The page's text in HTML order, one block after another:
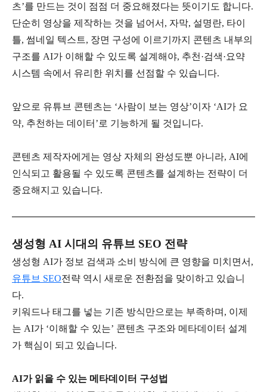
츠’를 만드는 것이 점점 더 중요해졌다는 뜻이기도 합니다.
단순히 영상을 제작하는 것을 넘어서 , 자막, 설명란, 타이
틀, 썸네일 텍스트, 장면 구성에 이르기까지 콘텐츠 내부의
구조를 AI가 이해할 수 있도록 설계해야, 추천 ·검색·요약
시스템 속에서 유리한 위치를 선점할 수 있습니다.
앞으로 유튜브 콘텐츠는 ‘사람이 보는 영상’이자 ‘AI가 요
약, 추천하는 데이터 ’ 로 기능하게 될 것입니다.
콘텐츠 제작자에게는 영상 자체의 완성도뿐 아니라, AI에
인식되고 활용될 수 있도록 콘텐츠를 설계하는 전략이 더
중요해지고 있습니다.
생성형 AI 시대의 유튜브 SEO 전략
생성형 AI가 정보 검색과 소비 방식에 큰 영향을 미치면서 ,
유튜브 SEO전략 역시 새로운 전환점을 맞이하고 있습니
다.
키워드나 태그를 넣는 기존 방식만으로는 부족하며 , 이제
는 AI가 ‘이해할 수 있는’ 콘텐츠 구조와 메타데이터 설계
가 핵심이 되고 있습니다.
AI가 읽을 수 있는 메타데이터 구성법